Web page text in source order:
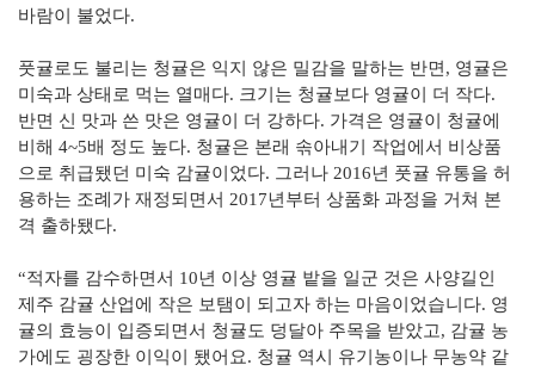
바람이 불었다.
풋귤로도 불리는 청귤은 익지 않은 밀감을 말하는 반면, 영귤은
미숙과 상태로 먹는 열매다. 크기는 청귤보다 영귤이 더 작다.
반면 신 맛과 쓴 맛은 영귤이 더 강하다. 가격은 영귤이 청귤에
비해 4~5배 정도 높다. 청귤은 본래 솎아내기 작업에서 비상품
으로 취급됐던 미숙 감귤이었다. 그러나 2016년 풋귤 유통을 허
용하는 조례가 재정되면서 2017년부터 상품화 과정을 거쳐 본
격 출하됐다.
“적자를 감수하면서 10년 이상 영귤 밭을 일군 것은 사양길인
제주 감귤 산업에 작은 보탬이 되고자 하는 마음이었습니다. 영
귤의 효능이 입증되면서 청귤도 덩달아 주목을 받았고, 감귤 농
가에도 굉장한 이익이 됐어요. 청귤 역시 유기농이나 무농약 같